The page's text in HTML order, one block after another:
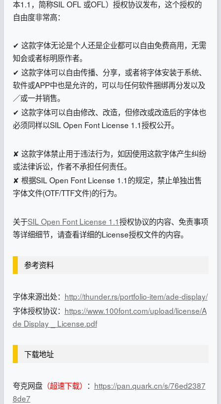
本1.1，简称SIL OFL 或OFL）授权协议发布，这个授权的
自由度非常高：
✔ 这款字体无论是个人还是企业都可以自由免费商用，无需
知会或者标明原作者。
✔ 这款字体可以自由传播、分享，或者将字体安装于系统、
软件或APP中也是允许的，可以与任何软件捆绑再分发以及
／或一并销售。
✔ 这款字体可以自由修改、改造，但修改或改造后的字体也
必须同样以SIL Open Font License 1.1授权公开。
✘ 这款字体禁止用于违法行为，如因使用这款字体产生纠纷
或法律诉讼，作者不承担任何责任。
✘ 根据SIL Open Font License 1.1的规定，禁止单独出售
字体文件(OTF/TTF文件)的行为。
关于SIL Open Font License 1.1授权协议的内容、免责事项
等详细细节，请查看详细的License授权文件的内容。
参考资料
字体来源出处： http://thunder.rs/portfolio-item/ade-display/
字体授权协议： https://www.100font.com/upload/license/A
de Display _ License.pdf
下载地址
夸克网盘（超速下载） ： https://pan.quark.cn/s/76ed2387
8de7